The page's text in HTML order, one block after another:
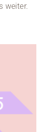
weiter.